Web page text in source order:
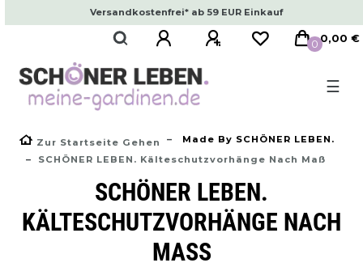
Versandkostenfrei* ab 59 EUR Einkauf
0 0,00 €
☰
Zur Startseite Gehen
Made By SCHÖNER LEBEN.
SCHÖNER LEBEN. Kälteschutzvorhänge Nach Maß
SCHÖNER LEBEN.
KÄLTESCHUTZVORHÄNGE NACH
MASS